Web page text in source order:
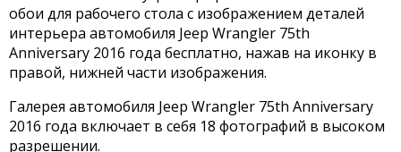
обои для рабочего стола с изображением деталей
интерьера автомобиля Jeep Wrangler 75th
Anniversary 2016 года бесплатно, нажав на иконку в
правой, нижней части изображения.
Галерея автомобиля Jeep Wrangler 75th Anniversary
2016 года включает в себя 18 фотографий в высоком
разрешении.